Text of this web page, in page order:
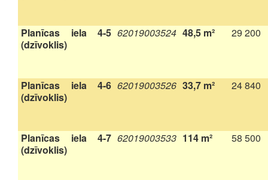
Planīcas iela 4-5
(dzīvoklis)
62019003524 48,5 m² 29 200
Planīcas iela 4-6
(dzīvoklis)
62019003526 33,7 m² 24 840
Planīcas iela 4-7
(dzīvoklis)
62019003533 114 m² 58 500